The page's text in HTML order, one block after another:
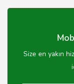
Size en yakın